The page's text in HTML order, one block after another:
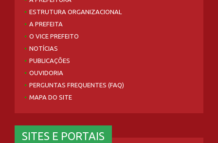
ESTRUTURA ORGANIZACIONAL
A PREFEITA
O VICE PREFEITO
NOTÍCIAS
PUBLICAÇÕES
OUVIDORIA
PERGUNTAS FREQUENTES (FAQ)
MAPA DO SITE
SITES E PORTAIS